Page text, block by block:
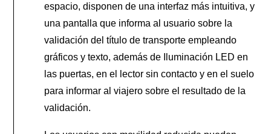
espacio, disponen de una interfaz más intuitiva, y
una pantalla que informa al usuario sobre la
validación del título de transporte empleando
gráficos y texto, además de Iluminación LED en
las puertas, en el lector sin contacto y en el suelo
para informar al viajero sobre el resultado de la
validación.